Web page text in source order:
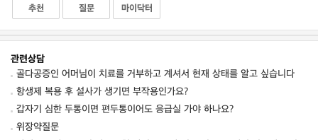
추천 질문 마이닥터
관련상담
골다공증인 어머님이 치료를 거부하고 계셔서 현재 상태를 알고 싶습니다
항생제 복용 후 설사가 생기면 부작용인가요?
갑자기 심한 두통이면 편두통이어도 응급실 가야 하나요?
위장약질문